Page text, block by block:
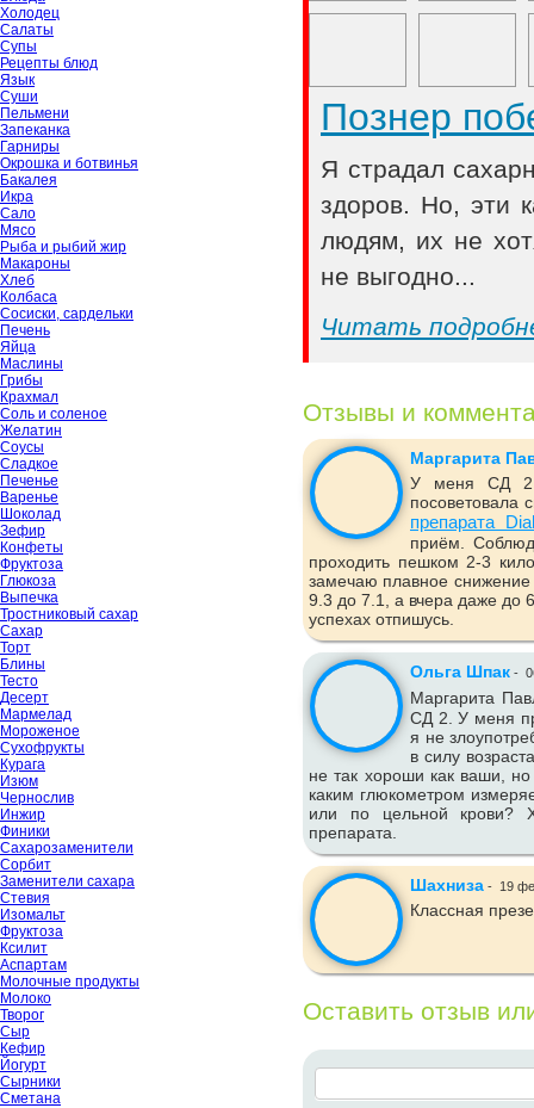
Холодец
Салаты
Супы
Рецепты блюд
Язык
Суши
Пельмени
Запеканка
Гарниры
Окрошка и ботвинья
Бакалея
Икра
Сало
Мясо
Рыба и рыбий жир
Макароны
Хлеб
Колбаса
Сосиски, сардельки
Печень
Яйца
Маслины
Грибы
Крахмал
Соль и соленое
Желатин
Соусы
Сладкое
Печенье
Варенье
Шоколад
Зефир
Конфеты
Фруктоза
Глюкоза
Выпечка
Тростниковый сахар
Сахар
Торт
Блины
Тесто
Десерт
Мармелад
Мороженое
Сухофрукты
Курага
Изюм
Чернослив
Инжир
Финики
Сахарозаменители
Сорбит
Заменители сахара
Стевия
Изомальт
Фруктоза
Ксилит
Аспартам
Молочные продукты
Молоко
Творог
Сыр
Кефир
Йогурт
Сырники
Сметана
Познер
Я страдал
здоров. Но, эти
людям, их не
не выгодно...
Читать
Отзывы и
Маргарита
У меня СД 2
посоветовала
препарата
приём.
проходить пешком 2-3
замечаю плавное снижение
9.3 до 7.1, а вчера даже до
успехах отпишусь.
Ольга Шпак -
Маргарита
СД 2. У меня
я не
в силу
не так хороши как ваши,
каким глюкометром
или по цельной крови?
препарата.
Шахниза - 19
Классная
Оставить отзыв